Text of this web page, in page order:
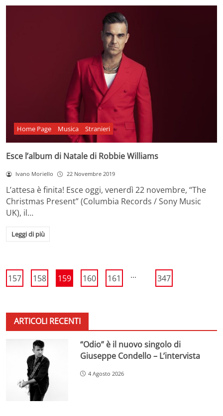
Home Page Musica Stranieri
Esce l’album di Natale di Robbie Williams
Ivano Moriello 22 Novembre 2019
L’attesa è finita! Esce oggi, venerdì 22 novembre, “The
Christmas Present” (Columbia Records / Sony Music
UK), il…
Leggi di più
157 158 159 160 161 ... 347
ARTICOLI RECENTI
“Odio” è il nuovo singolo di
Giuseppe Condello – L’intervista
4 Agosto 2026